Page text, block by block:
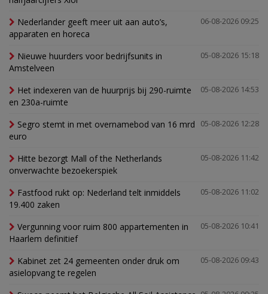
06-08-2026 09:25
Nederlander geeft meer uit aan auto’s,
apparaten en horeca
05-08-2026 15:18
Nieuwe huurders voor bedrijfsunits in
Amstelveen
05-08-2026 14:53
Het indexeren van de huurprijs bij 290-ruimte
en 230a-ruimte
05-08-2026 12:28
Segro stemt in met overnamebod van 16 mrd
euro
05-08-2026 11:42
Hitte bezorgt Mall of the Netherlands
onverwachte bezoekerspiek
05-08-2026 11:02
Fastfood rukt op: Nederland telt inmiddels
19.400 zaken
05-08-2026 10:41
Vergunning voor ruim 800 appartementen in
Haarlem definitief
05-08-2026 09:43
Kabinet zet 24 gemeenten onder druk om
asielopvang te regelen